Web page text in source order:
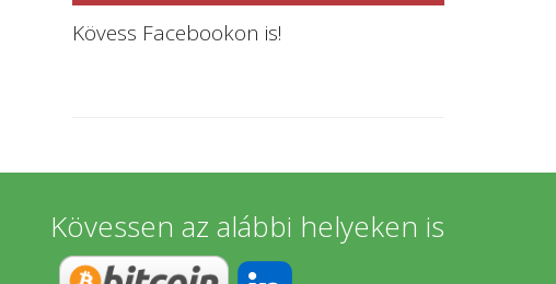
Kövess Facebookon is!
Kövessen az alábbi helyeken is